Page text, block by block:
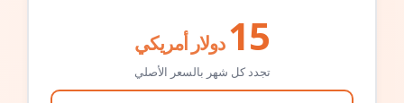
15 دولار أمريكي
تجدد كل شهر بالسعر الأصلي